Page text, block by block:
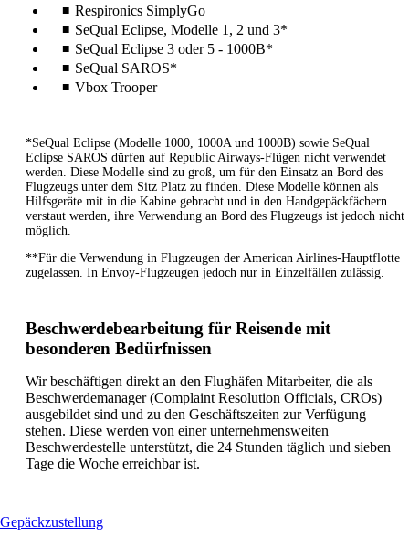
Respironics SimplyGo
SeQual Eclipse, Modelle 1, 2 und 3*
SeQual Eclipse 3 oder 5 - 1000B*
SeQual SAROS*
Vbox Trooper
*SeQual Eclipse (Modelle 1000, 1000A und 1000B) sowie SeQual
Eclipse SAROS dürfen auf Republic Airways-Flügen nicht verwendet
werden. Diese Modelle sind zu groß, um für den Einsatz an Bord des
Flugzeugs unter dem Sitz Platz zu finden. Diese Modelle können als
Hilfsgeräte mit in die Kabine gebracht und in den Handgepäckfächern
verstaut werden, ihre Verwendung an Bord des Flugzeugs ist jedoch nicht
möglich.
**Für die Verwendung in Flugzeugen der American Airlines-Hauptflotte
zugelassen. In Envoy-Flugzeugen jedoch nur in Einzelfällen zulässig.
Beschwerdebearbeitung für Reisende mit
besonderen Bedürfnissen
Wir beschäftigen direkt an den Flughäfen Mitarbeiter, die als
Beschwerdemanager (Complaint Resolution Officials, CROs)
ausgebildet sind und zu den Geschäftszeiten zur Verfügung
stehen. Diese werden von einer unternehmensweiten
Beschwerdestelle unterstützt, die 24 Stunden täglich und sieben
Tage die Woche erreichbar ist.
GepäckzustellungThis